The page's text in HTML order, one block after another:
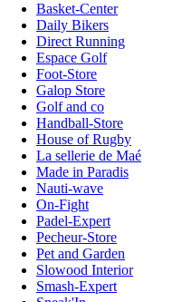
Basket-Center
Daily Bikers
Direct Running
Espace Golf
Foot-Store
Galop Store
Golf and co
Handball-Store
House of Rugby
La sellerie de Maé
Made in Paradis
Nauti-wave
On-Fight
Padel-Expert
Pecheur-Store
Pet and Garden
Slowood Interior
Smash-Expert